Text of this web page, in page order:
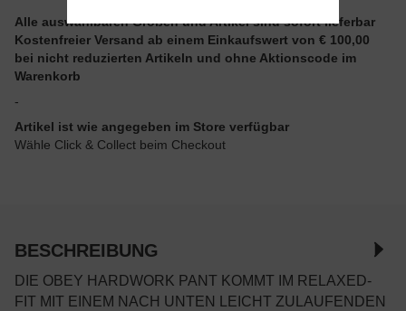
Alle auswählbaren Größen und Artikel sind sofort lieferbar
Kostenfreier Versand ab einem Einkaufswert von € 100,00
bei nicht reduzierten Artikeln und ohne Aktionscode im
Warenkorb
-
Artikel ist wie angegeben im Store verfügbar
Wähle Click & Collect beim Checkout
BESCHREIBUNG
DIE OBEY HARDWORK PANT KOMMT IM RELAXED-
FIT MIT EINEM NACH UNTEN LEICHT ZULAUFENDEN